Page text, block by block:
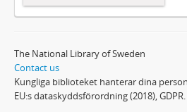
The National Library of Sweden
Contact us
Kungliga biblioteket hanterar dina
EU:s dataskyddsförordning (2018), GDPR.